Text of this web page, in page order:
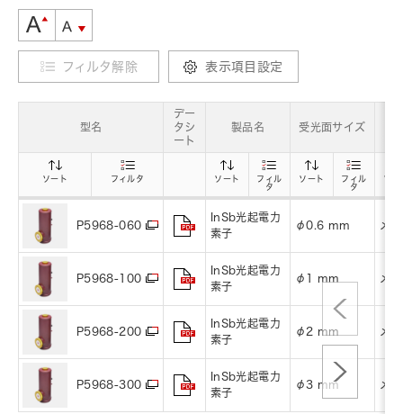
フィルタ解除 表示項目設定
P5968-060
InSb光起電力
素子
φ0.6 mm メ
P5968-100
InSb光起電力
素子
φ1 mm メ
P5968-200
InSb光起電力
素子
φ2 mm メ
P5968-300
InSb光起電力
素子
φ3 mm メ
型名
デー
タシ
ート
製品名 受光面サイズ
ソート フィルタ ソート
フィル
タ
ソート
フィル
タ
ソー